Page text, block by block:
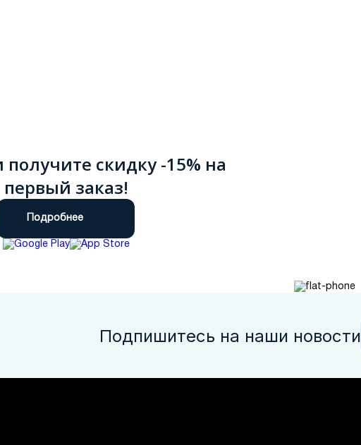
получите скидку -15% на
первый заказ!
Подробнее
Подпишитесь на наши новости